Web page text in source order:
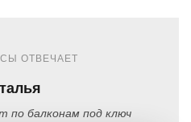
ОТВЕЧАЕТ
по балконам под ключ